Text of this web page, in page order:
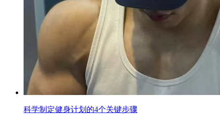
科学制定健身计划的4个关键步骤